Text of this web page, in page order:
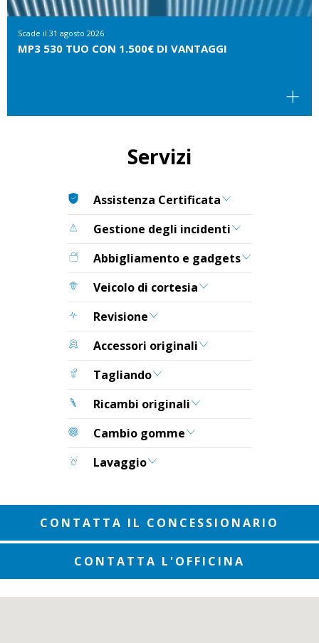
Scade il 31 agosto 2026
MP3 530 TUO CON 1.500€ DI VANTAGGI
Servizi
Assistenza Certificata
Gestione degli incidenti
Abbigliamento e gadgets
Veicolo di cortesia
Revisione
Accessori originali
Tagliando
Ricambi originali
Cambio gomme
Lavaggio
CONTATTA IL CONCESSIONARIO
CONTATTA L'OFFICINA